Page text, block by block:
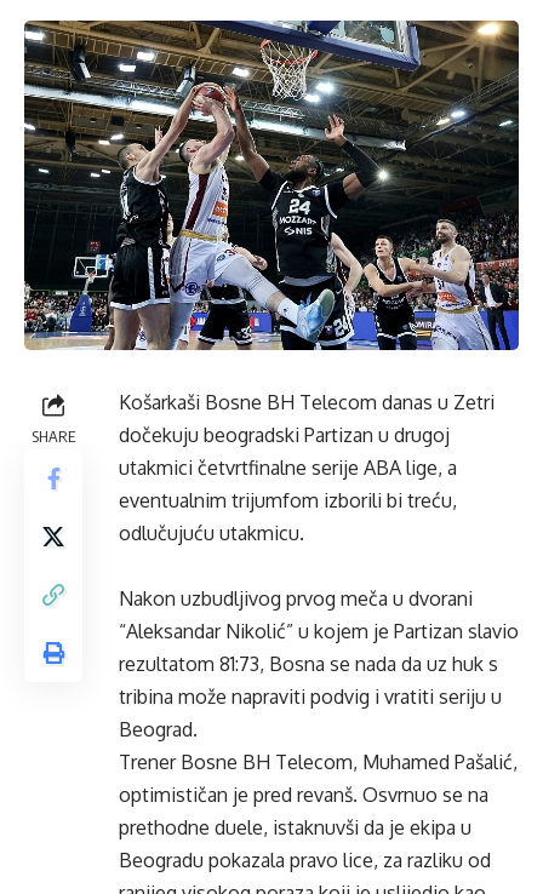
SHARE
Košarkaši Bosne BH Telecom danas u Zetri
dočekuju beogradski Partizan u drugoj
utakmici četvrtfinalne serije ABA lige, a
eventualnim trijumfom izborili bi treću,
odlučujuću utakmicu.
Nakon uzbudljivog prvog meča u dvorani
“Aleksandar Nikolić” u kojem je Partizan slavio
rezultatom 81:73, Bosna se nada da uz huk s
tribina može napraviti podvig i vratiti seriju u
Beograd.
Trener Bosne BH Telecom, Muhamed Pašalić,
optimističan je pred revanš. Osvrnuo se na
prethodne duele, istaknuvši da je ekipa u
Beogradu pokazala pravo lice, za razliku od